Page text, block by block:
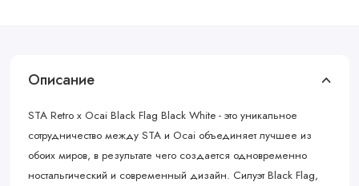
Описание
STA Retro x Ocai Black Flag Black White - это уникальное
сотрудничество между STA и Ocai объединяет лучшее из
обоих миров, в результате чего создается одновременно
ностальгический и современный дизайн. Силуэт Black Flag,